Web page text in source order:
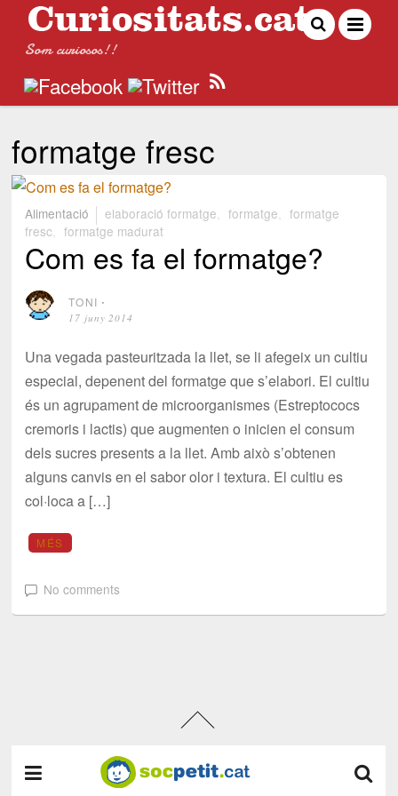
Som curiosos!!
formatge fresc
Alimentació elaboració formatge formatge
formatge
fresc
formatge madurat
Com es fa el formatge?
TONI ⋅
17 juny 2014
Una vegada pasteuritzada la llet, se li afegeix un cultiu
especial, depenent del formatge que s’elabori. El cultiu
és un agrupament de microorganismes (Estreptococs
cremoris i lactis) que augmenten o inicien el consum
dels sucres presents a la llet. Amb això s’obtenen
alguns canvis en el sabor olor i textura. El cultiu es
col·loca a […]
MÉS
No comments